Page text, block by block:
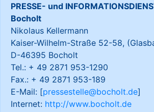
PRESSE- und
Bocholt
Nikolaus Kellermann
Kaiser-Wilhelm-Straße 52-58,
D-46395 Bocholt
Tel.: + 49 2871 953-1290
Fax.: + 49 2871 953-189
E-Mail: [pressestelle@bocholt.de]
Internet: http://www.bocholt.de